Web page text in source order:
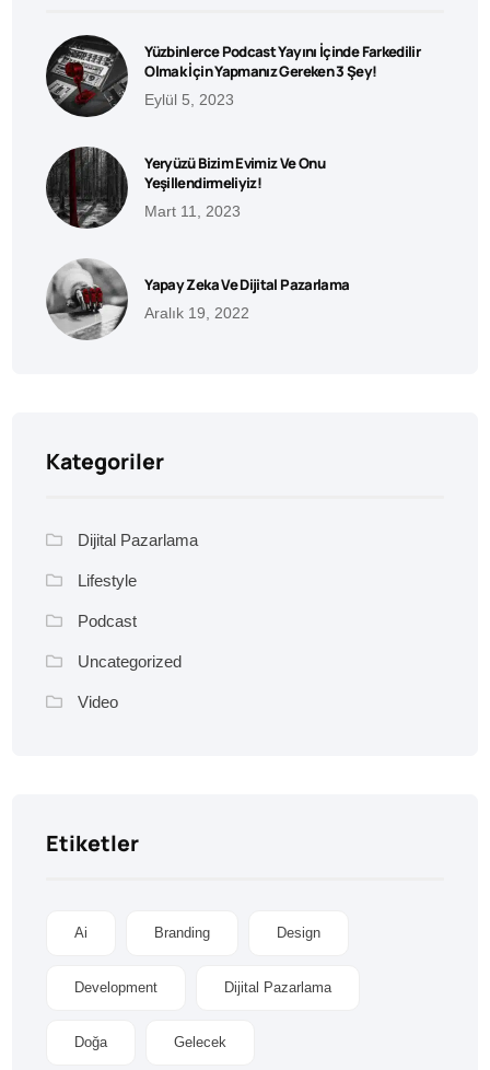
Yüzbinlerce Podcast Yayını İçinde Farkedilir
Olmak İçin Yapmanız Gereken 3 Şey!
Eylül 5, 2023
Yeryüzü Bizim Evimiz Ve Onu
Yeşillendirmeliyiz!
Mart 11, 2023
Yapay Zeka Ve Dijital Pazarlama
Aralık 19, 2022
Kategoriler
Dijital Pazarlama
Lifestyle
Podcast
Uncategorized
Video
Etiketler
Ai Branding Design
Development Dijital Pazarlama
Doğa Gelecek